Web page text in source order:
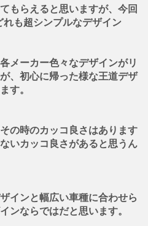
もらえると思いますが、今回
も超シンプルなデザイン
メーカー色々なデザインがリ
、初心に帰った様な王道デザ
す。
の時のカッコ良さはあります
いカッコ良さがあると思うん
インと幅広い車種に合わせら
ンならではだと思います。